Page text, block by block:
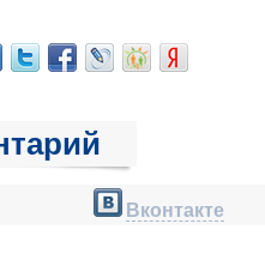
Вконтакте